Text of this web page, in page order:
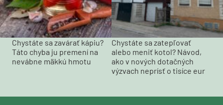
Chystáte sa zavárať kápiu?
Táto chyba ju premení na
nevábne mäkkú hmotu
Chystáte sa zatepľovať
alebo meniť kotol? Návod,
ako v nových dotačných
výzvach neprísť o tisíce eur